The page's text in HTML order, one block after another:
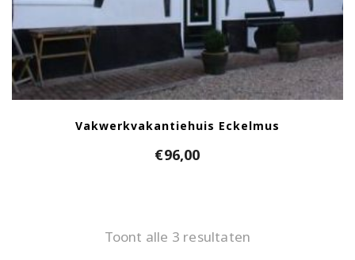
Vakwerkvakantiehuis Eckelmus
€96,00
Toont alle 3 resultaten